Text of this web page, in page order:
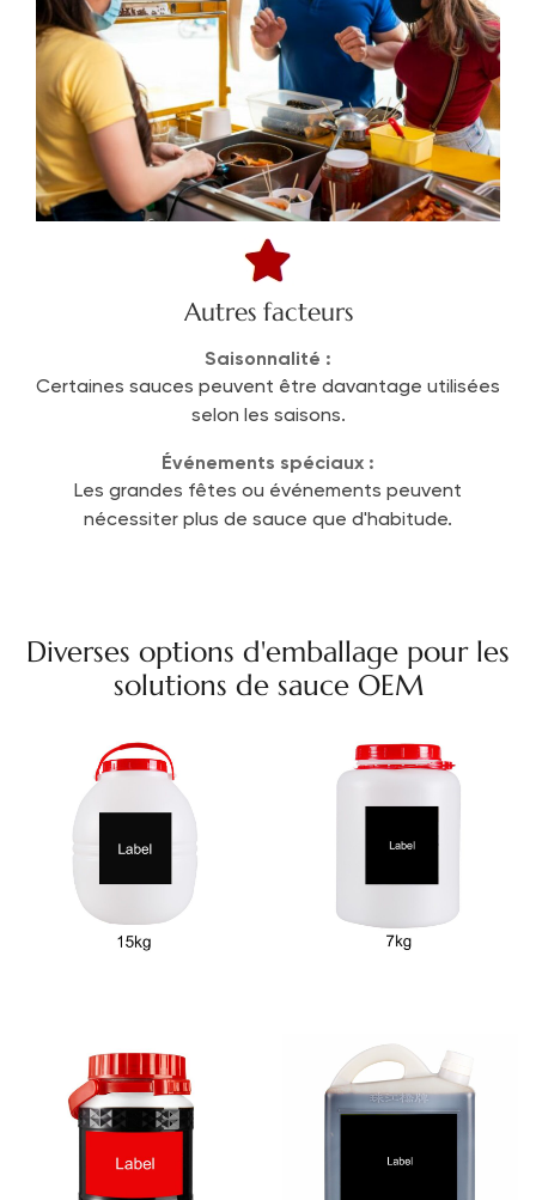
Autres facteurs
Saisonnalité :
Certaines sauces peuvent être davantage utilisées
selon les saisons.
Événements spéciaux :
Les grandes fêtes ou événements peuvent
nécessiter plus de sauce que d'habitude.
Diverses options d'emballage pour les
solutions de sauce OEM